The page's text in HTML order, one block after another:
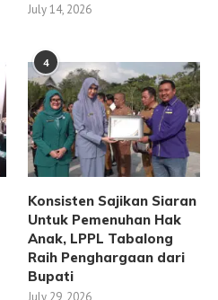
July 14, 2026
4
Konsisten Sajikan Siaran
Untuk Pemenuhan Hak
Anak, LPPL Tabalong
Raih Penghargaan dari
Bupati
July 29, 2026